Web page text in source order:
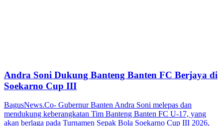
Andra Soni Dukung Banteng Banten FC Berjaya di
Soekarno Cup III
BagusNews.Co- Gubernur Banten Andra Soni melepas dan
mendukung keberangkatan Tim Banteng Banten FC U-17, yang
akan berlaga pada Turnamen Sepak Bola Soekarno Cup III 2026,